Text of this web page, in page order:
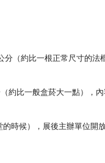
分（約比一根正常尺寸的法
約比一般盒菸大一點），
時候）， 展後主辦單位開